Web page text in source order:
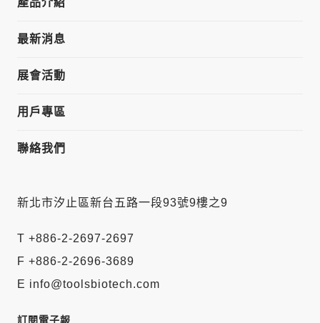
新北市汐止區新台五路一段93號9樓之9
T +886-2-2697-2697
F +886-2-2696-3689
E info@toolsbiotech.com
最新消息
展會活動
用戶專區
聯絡我們
訂閱電子報